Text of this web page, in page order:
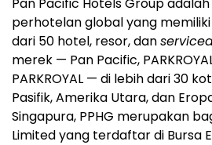
perhotelan global yang
dari 50 hotel, resor, dan
merek — Pan Pacific,
PARKROYAL — di lebih dari 30
Pasifik, Amerika Utara, dan
Singapura, PPHG merupakan
Limited yang terdaftar di Bursa